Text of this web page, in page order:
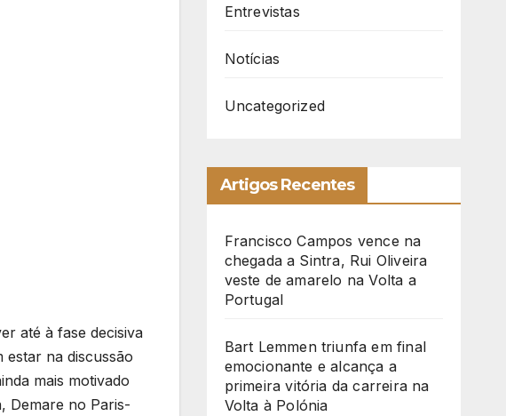
até à fase decisiva
na discussão
mais motivado
Demare no Paris-
Entrevistas
Notícias
Uncategorized
Artigos Recentes
Francisco Campos vence na
chegada a Sintra, Rui Oliveira
veste de amarelo na Volta a
Portugal
Bart Lemmen triunfa em final
emocionante e alcança a
primeira vitória da carreira na
Volta à Polónia